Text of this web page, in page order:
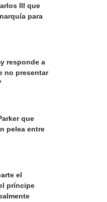
III que
para
responde a
no presentar
que
pelea entre
el
príncipe